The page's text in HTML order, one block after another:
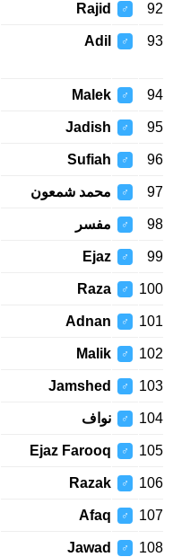
92
♂
Rajid
93
♂
Adil
94
♂
Malek
95
♂
Jadish
96
♂
Sufiah
97
♂ محمد شمعون
98
♂ مفسر
99
♂
Ejaz
100
♂
Raza
101
♂
Adnan
102
♂
Malik
103
♂
Jamshed
104
♂ نواف
105
♂
Ejaz Farooq
106
♂
Razak
107
♂
Afaq
108
♂
Jawad